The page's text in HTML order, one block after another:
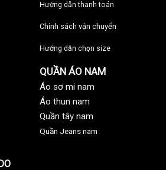
Hướng dẫn thanh toán
Chính sách vận chuyển
Hướng dẫn chọn size
QUẦN ÁO NAM
Áo sơ mi nam
Áo thun nam
Quần tây nam
Quần Jeans nam